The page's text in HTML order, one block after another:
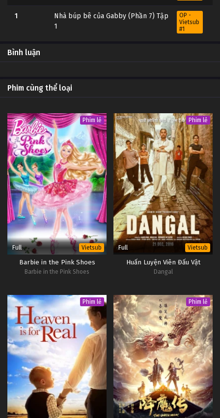
1
Nhà búp bê của Gabby (Phần 7) Tập
1
OP -
Vietsub
#1
Bình luận
Phim cùng thể loại
Phim lẻ
Full Vietsub
Barbie in the Pink Shoes
Barbie in the Pink Shoes
Phim lẻ
Full Vietsub
Huấn Luyện Viên Đấu Vật
Dangal
Phim lẻ Phim lẻ